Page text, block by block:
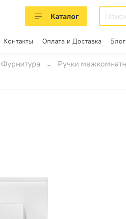
Каталог
Контакты Оплата и Доставка Блог
Фурнитура Ручки